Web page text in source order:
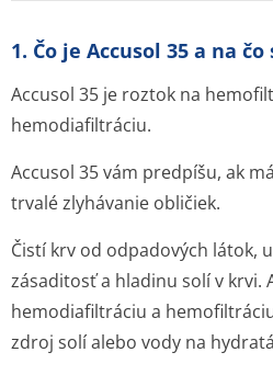
1. Čo je Accusol 35 a na
Accusol 35 je roztok na
hemodiafiltráciu.
Accusol 35 vám predpíšu, ak
trvalé zlyhávanie obličiek.
Čistí krv od odpadových látok,
zásaditosť a hladinu solí v krvi.
hemodiafiltráciu a
zdroj solí alebo vody na